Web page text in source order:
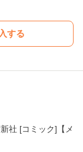
する
社 [コミック]【メ